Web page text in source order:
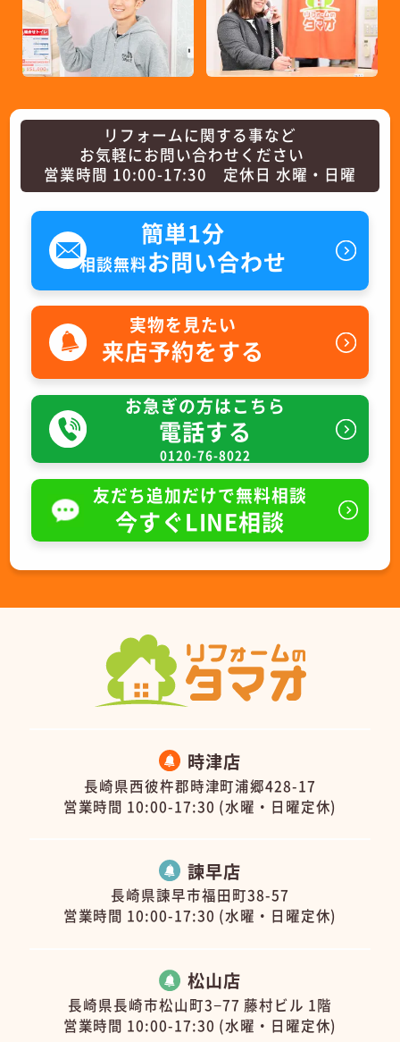
リフォームに関する事など
お気軽にお問い合わせください
営業時間 10:00-17:30 定休日 水曜・日曜
簡単1分
相談無料お問い合わせ
実物を見たい
来店予約をする
お急ぎの方はこちら
電話する
0120-76-8022
友だち追加だけで無料相談
今すぐLINE相談
時津店
長崎県西彼杵郡時津町浦郷428-17
営業時間 10:00-17:30 (水曜・日曜定休)
諫早店
長崎県諫早市福田町38-57
営業時間 10:00-17:30 (水曜・日曜定休)
松山店
長崎県長崎市松山町3−77 藤村ビル 1階
営業時間 10:00-17:30 (水曜・日曜定休)